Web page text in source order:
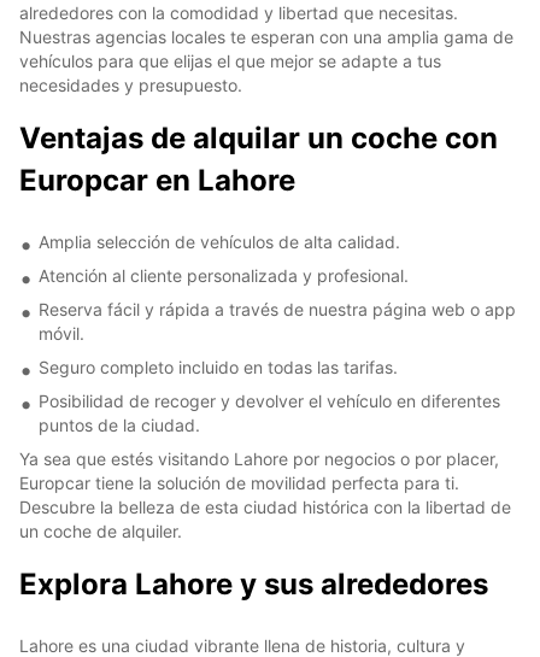
alrededores con la comodidad y libertad que necesitas.
Nuestras agencias locales te esperan con una amplia gama de
vehículos para que elijas el que mejor se adapte a tus
necesidades y presupuesto.
Ventajas de alquilar un coche con
Europcar en Lahore
Amplia selección de vehículos de alta calidad.
Atención al cliente personalizada y profesional.
Reserva fácil y rápida a través de nuestra página web o app
móvil.
Seguro completo incluido en todas las tarifas.
Posibilidad de recoger y devolver el vehículo en diferentes
puntos de la ciudad.
Ya sea que estés visitando Lahore por negocios o por placer,
Europcar tiene la solución de movilidad perfecta para ti.
Descubre la belleza de esta ciudad histórica con la libertad de
un coche de alquiler.
Explora Lahore y sus alrededores
Lahore es una ciudad vibrante llena de historia, cultura y